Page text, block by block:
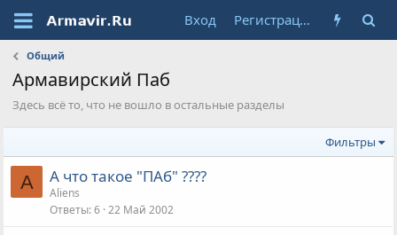
Вход Регистрация
Общий
Армавирский Паб
Здесь всё то, что не вошло в остальные разделы
Фильтры
A А что такое "ПАб" ????
Aliens
Ответы 6 22 Май 2002